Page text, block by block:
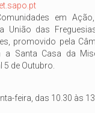
em
União das
promovido pela
a Santa Casa da
de Outubro.
feira, das 10.30 às